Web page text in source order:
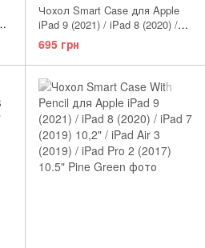
Чохол Smart Case для Apple
iPad 9 (2021) / iPad 8 (2020) /
iPad 7 (2019) 10,2" Coffee
695 грн